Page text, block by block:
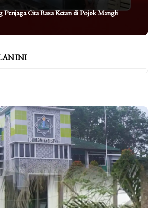
Penjaga Cita Rasa Ketan di Pojok Mangli
INI